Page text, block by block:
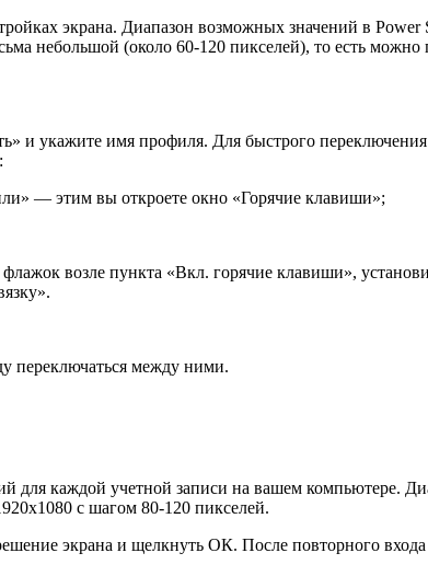
экрана. Диапазон возможных значений в Power
небольшой (около 60-120 пикселей), то есть можно
и укажите имя профиля. Для быстрого
— этим вы откроете окно «Горячие клавиши»;
возле пункта «Вкл. горячие клавиши»,
переключаться между ними.
для каждой учетной записи на вашем компьютере.
с шагом 80-120 пикселей.
экрана и щелкнуть ОК. После повторного